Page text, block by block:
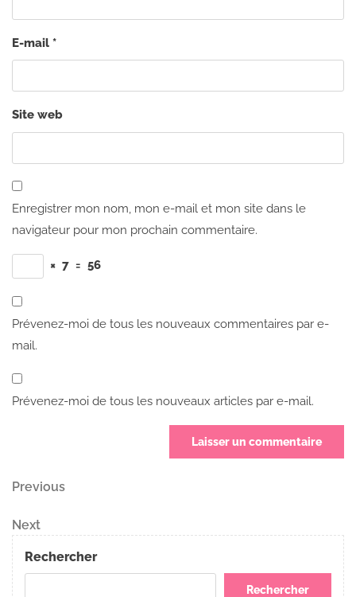
E-mail *
Site web
Enregistrer mon nom, mon e-mail et mon site dans le
navigateur pour mon prochain commentaire.
× 7 = 56
Prévenez-moi de tous les nouveaux commentaires par e-
mail.
Prévenez-moi de tous les nouveaux articles par e-mail.
Navigation
de
l’article
Previous
Previous
Next
Post
Next
Rechercher
Rechercher